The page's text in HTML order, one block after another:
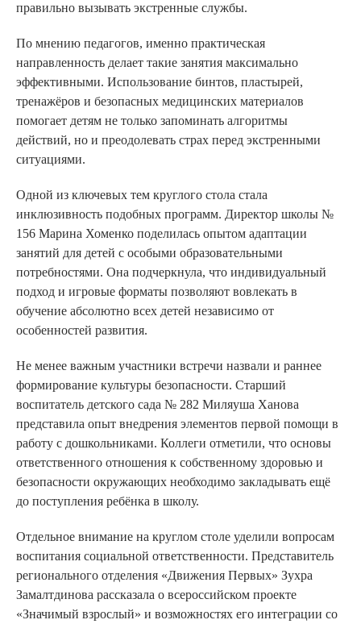
правильно вызывать экстренные службы.
По мнению педагогов, именно практическая
направленность делает такие занятия максимально
эффективными. Использование бинтов, пластырей,
тренажёров и безопасных медицинских материалов
помогает детям не только запоминать алгоритмы
действий, но и преодолевать страх перед экстренными
ситуациями.
Одной из ключевых тем круглого стола стала
инклюзивность подобных программ. Директор школы №
156 Марина Хоменко поделилась опытом адаптации
занятий для детей с особыми образовательными
потребностями. Она подчеркнула, что индивидуальный
подход и игровые форматы позволяют вовлекать в
обучение абсолютно всех детей независимо от
особенностей развития.
Не менее важным участники встречи назвали и раннее
формирование культуры безопасности. Старший
воспитатель детского сада № 282 Миляуша Ханова
представила опыт внедрения элементов первой помощи в
работу с дошкольниками. Коллеги отметили, что основы
ответственного отношения к собственному здоровью и
безопасности окружающих необходимо закладывать ещё
до поступления ребёнка в школу.
Отдельное внимание на круглом столе уделили вопросам
воспитания социальной ответственности. Представитель
регионального отделения «Движения Первых» Зухра
Замалтдинова рассказала о всероссийском проекте
«Значимый взрослый» и возможностях его интеграции со